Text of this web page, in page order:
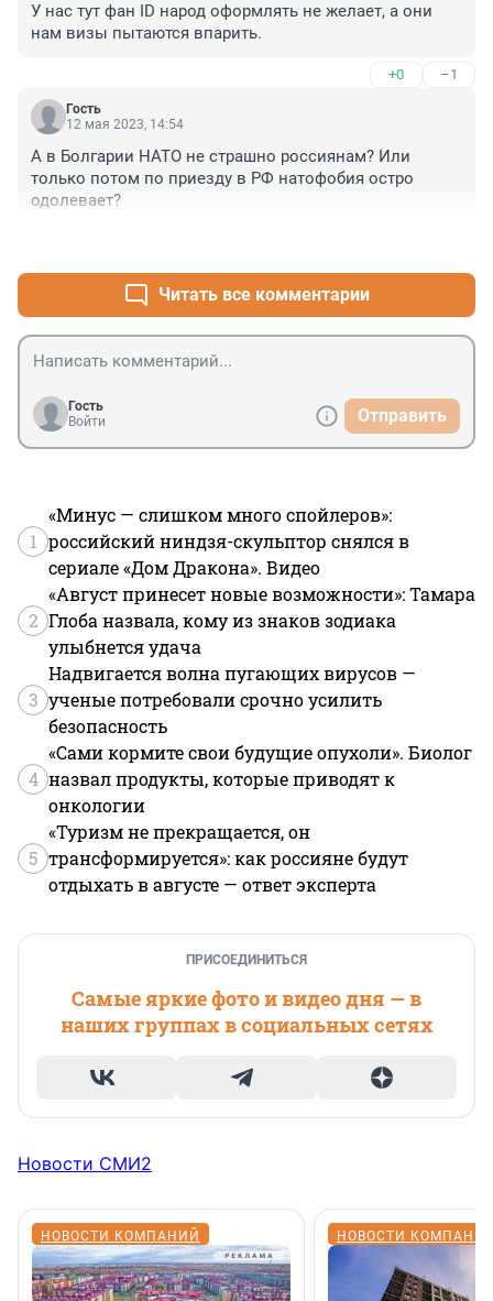
У нас тут фан ID народ оформлять не желает, а они
нам визы пытаются впарить.
+0 –1
Гость
12 мая 2023, 14:54
А в Болгарии НАТО не страшно россиянам? Или
только потом по приезду в РФ натофобия остро
одолевает?
Читать все комментарии
Гость
Войти
Отправить
1
«Минус — слишком много спойлеров»:
российский ниндзя-скульптор снялся в
сериале «Дом Дракона». Видео
2
«Август принесет новые возможности»: Тамара
Глоба назвала, кому из знаков зодиака
улыбнется удача
3
Надвигается волна пугающих вирусов —
ученые потребовали срочно усилить
безопасность
4
«Сами кормите свои будущие опухоли». Биолог
назвал продукты, которые приводят к
онкологии
5
«Туризм не прекращается, он
трансформируется»: как россияне будут
отдыхать в августе — ответ эксперта
ПРИСОЕДИНИТЬСЯ
Самые яркие фото и видео дня — в
наших группах в социальных сетях
Новости СМИ2
НОВОСТИ КОМПАНИЙ НОВОСТИ